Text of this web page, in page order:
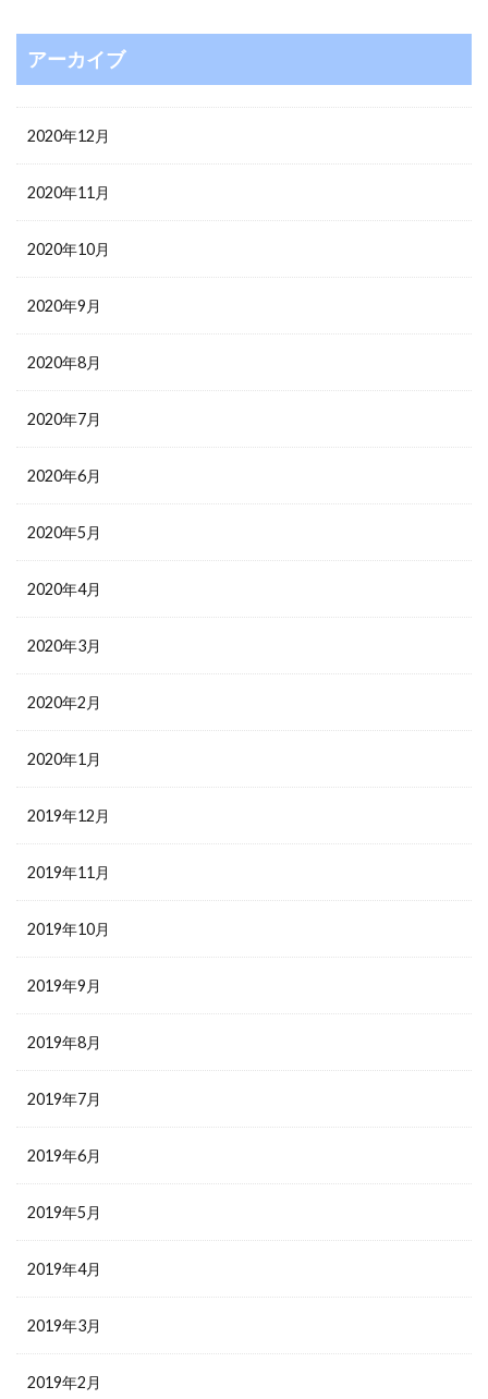
アーカイブ
2020年12月
2020年11月
2020年10月
2020年9月
2020年8月
2020年7月
2020年6月
2020年5月
2020年4月
2020年3月
2020年2月
2020年1月
2019年12月
2019年11月
2019年10月
2019年9月
2019年8月
2019年7月
2019年6月
2019年5月
2019年4月
2019年3月
2019年2月